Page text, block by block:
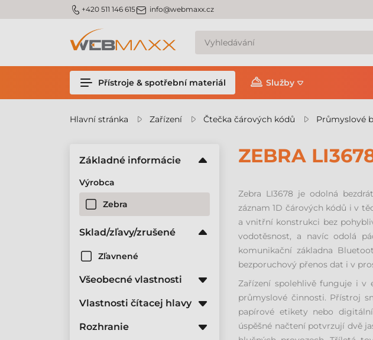
m_phone +420 511 146 615m_email info@webmaxx.cz
Přístroje & spotřební materiál Služby
Hlavní stránka Zařízení Čtečka čárových kódů Průmyslové
ZEBRA
Zebra LI3678 je odolná
záznam 1D čárových kódů i v
a vnitřní konstrukci bez
vodotěsnost, a navíc odolá
komunikační základna
bezporuchový přenos dat i v
Zařízení spolehlivě funguje i v
průmyslové činnosti. Přístroj
papírové etikety nebo
úspěšné načtení potvrzují dvě
Základné informácie
Výrobca
Zebra
Sklad/zľavy/zrušené
Zľavnené
Všeobecné vlastnosti
Vlastnosti čítacej hlavy
Rozhranie